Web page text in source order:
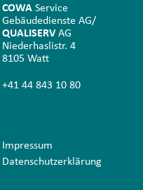
COWAService
Gebäudedienste AG/
QUALISERVAG
Niederhaslistr. 4
8105 Watt
+41 44 843 10 80
Impressum
Datenschutz­erklärung